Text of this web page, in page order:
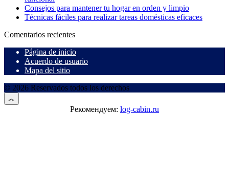
Consejos para mantener tu hogar en orden y limpio
Técnicas fáciles para realizar tareas domésticas eficaces
Comentarios recientes
Página de inicio
Acuerdo de usuario
Mapa del sitio
© 2026 Reservados todos los derechos
Рекомендуем: log-cabin.ru